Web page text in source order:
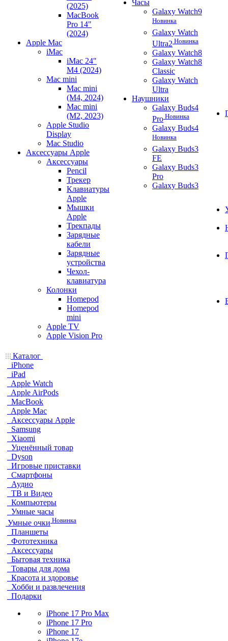
(2025)
MacBook
Pro 14"
(2024)
Apple Mac
iMac
iMac 24"
M4 (2024)
Mac mini
Mac mini
(M4, 2024)
Mac mini
(M2, 2023)
Apple Studio
Display
Mac Studio
Аксессуары Apple
Аксессуары
Pencil
Трекер
Клавиатуры
Apple
Мышки
Apple
Трекпады
Зарядные
кабели
Зарядные
устройства
Чехол-
клавиатура
Колонки
Homepod
Homepod
mini
Apple TV
Apple Vision Pro
Часы
Galaxy Watch9
Новинка
Galaxy Watch
Ultra2 Новинка
Galaxy Watch8
Galaxy Watch8
Classic
Galaxy Watch
Ultra
Наушники
Galaxy Buds4
Pro Новинка
Galaxy Buds4
Новинка
Galaxy Buds3
FE
Galaxy Buds3
Pro
Galaxy Buds3
Каталог
iPhone
iPad
Apple Watch
Apple AirPods
MacBook
Apple Mac
Аксессуары Apple
Samsung
Xiaomi
Уценённый товар
Dyson
Игровые приставки
Смартфоны
Аудио
ТВ и Видео
Компьютеры
Умные часы
Умные очки Новинка
Планшеты
Фототехника
Аксессуары
Бытовая техника
Товары для дома
Красота и здоровье
Хобби и развлечения
Подарки
iPhone 17 Pro Max
iPhone 17 Pro
iPhone 17